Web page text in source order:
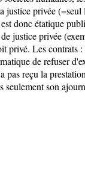
justice privée (=seul
donc étatique
justice privée
privé. Les contrats :
de refuser
pas reçu la
son